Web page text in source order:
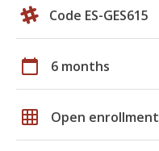
Code ES-GES615
calendar_today 6 months
grid_on Open enrollment